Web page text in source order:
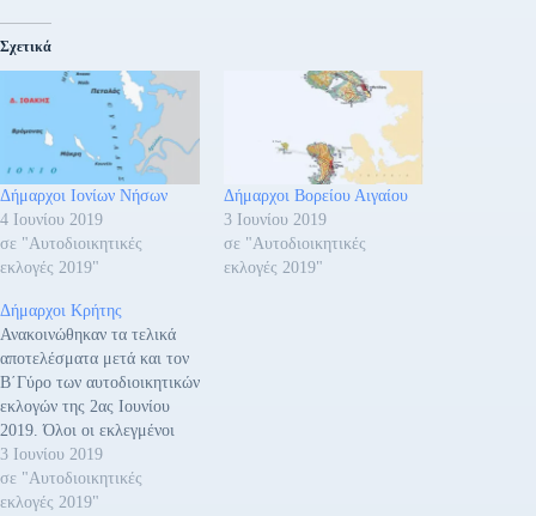
Σχετικά
Δήμαρχοι Ιονίων Νήσων
4 Ιουνίου 2019
σε "Αυτοδιοικητικές
εκλογές 2019"
Δήμαρχοι Βορείου Αιγαίου
3 Ιουνίου 2019
σε "Αυτοδιοικητικές
εκλογές 2019"
Δήμαρχοι Κρήτης
Ανακοινώθηκαν τα τελικά
αποτελέσματα μετά και τον
Β΄Γύρο των αυτοδιοικητικών
εκλογών της 2ας Ιουνίου
2019. Όλοι οι εκλεγμένοι
Δήμαρχοι Α΄και
Β΄Γύρου:Ενσωμάτωση:100,0
0 % Αγίου Βασιλείου
3 Ιουνίου 2019
σε "Αυτοδιοικητικές
εκλογές 2019"